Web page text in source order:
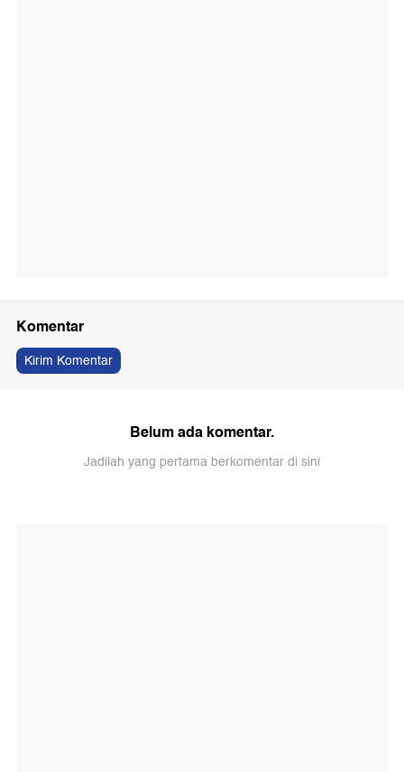
Komentar
Kirim Komentar
Belum ada komentar.
Jadilah yang pertama berkomentar di sini